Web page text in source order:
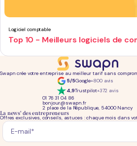
Logiciel comptable
Top 10 - Meilleurs logiciels de
Swapn crée votre entreprise au meilleur tarif sans
5/5Google+800 avis
4,9Trustpilot+372 avis
01 76 31 04 86
bonjour@swapn.fr
2 place de la République, 54000 Nancy
La news' des entrepreneurs
Offres exclusives, conseils, astuces : chaque mois dans